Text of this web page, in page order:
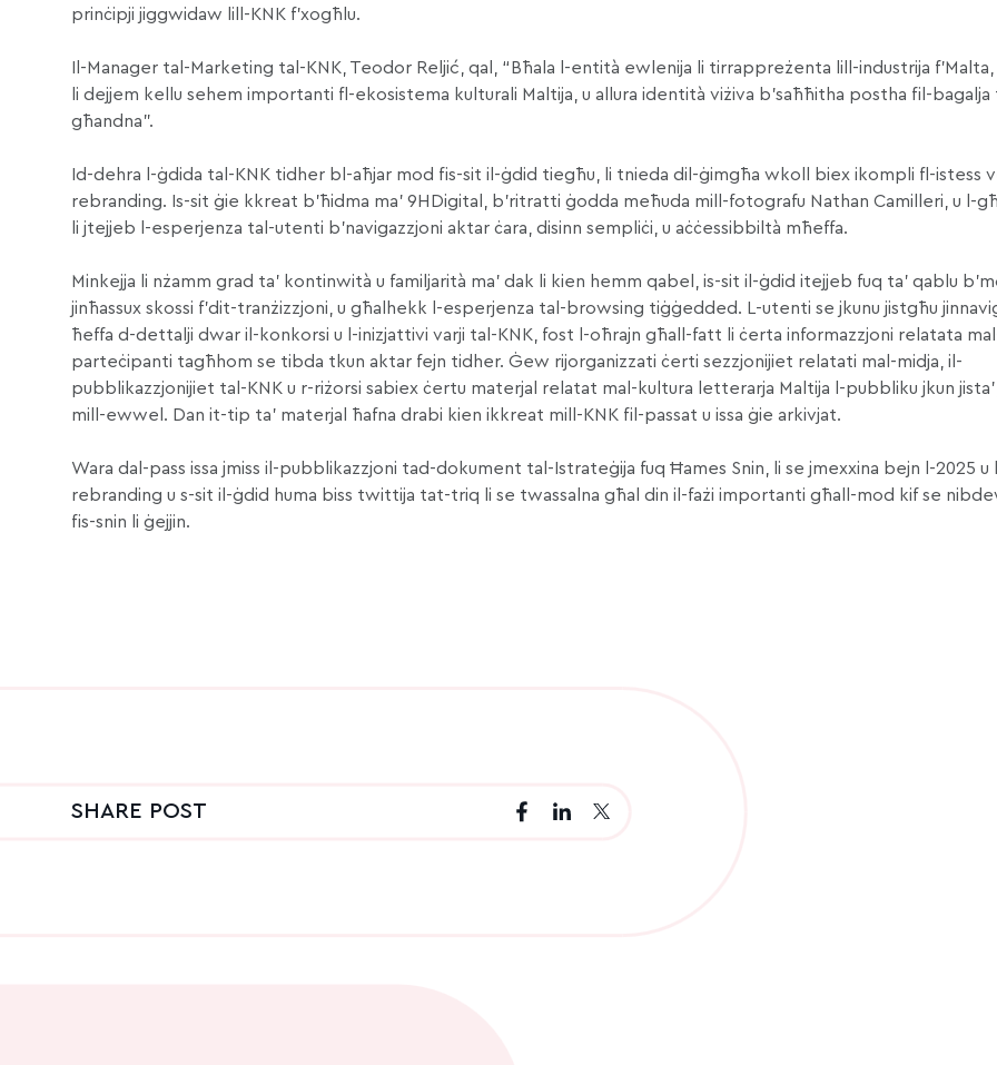
prinċipji jiggwidaw lill-KNK f’xogħlu.
Il-Manager tal-Marketing tal-KNK, Teodor Reljić, qal, “Bħala l-entità ewlenija li tirrappreżenta lill-industrija f’Malta,
li dejjem kellu sehem importanti fl-ekosistema kulturali Maltija, u allura identità viżiva b’saħħitha postha fil-bagalja
għandna”.
Id-dehra l-ġdida tal-KNK tidher bl-aħjar mod fis-sit il-ġdid tiegħu, li tnieda dil-ġimgħa wkoll biex ikompli fl-istess
rebranding. Is-sit ġie kkreat b’ħidma ma’ 9HDigital, b’ritratti ġodda meħuda mill-fotografu Nathan Camilleri, u l-
li jtejjeb l-esperjenza tal-utenti b’navigazzjoni aktar ċara, disinn sempliċi, u aċċessibbiltà mħeffa.
Minkejja li nżamm grad ta’ kontinwità u familjarità ma’ dak li kien hemm qabel, is-sit il-ġdid itejjeb fuq ta’ qablu
jinħassux skossi f’dit-tranżizzjoni, u għalhekk l-esperjenza tal-browsing tiġġedded. L-utenti se jkunu jistgħu
ħeffa d-dettalji dwar il-konkorsi u l-inizjattivi varji tal-KNK, fost l-oħrajn għall-fatt li ċerta informazzjoni relatata
parteċipanti tagħhom se tibda tkun aktar fejn tidher. Ġew rijorganizzati ċerti sezzjonijiet relatati mal-midja, il-
pubblikazzjonijiet tal-KNK u r-riżorsi sabiex ċertu materjal relatat mal-kultura letterarja Maltija l-pubbliku jkun jista’
mill-ewwel. Dan it-tip ta’ materjal ħafna drabi kien ikkreat mill-KNK fil-passat u issa ġie arkivjat.
Wara dal-pass issa jmiss il-pubblikazzjoni tad-dokument tal-Istrateġija fuq Ħames Snin, li se jmexxina bejn l-2025 u
rebranding u s-sit il-ġdid huma biss twittija tat-triq li se twassalna għal din il-fażi importanti għall-mod kif se
fis-snin li ġejjin.
SHARE POST